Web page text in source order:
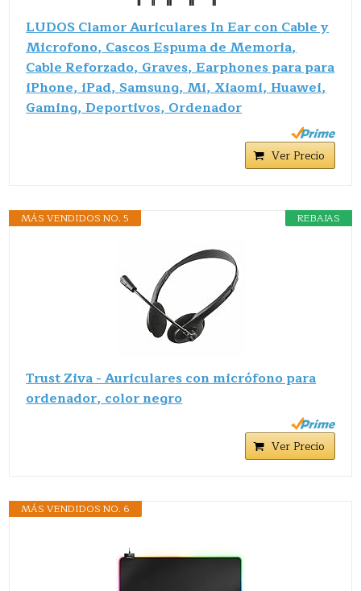
LUDOS Clamor Auriculares In Ear con Cable y
Microfono, Cascos Espuma de Memoria,
Cable Reforzado, Graves, Earphones para para
iPhone, iPad, Samsung, Mi, Xiaomi, Huawei,
Gaming, Deportivos, Ordenador
Ver Precio
REBAJAS
MÁS VENDIDOS NO. 5
Trust Ziva - Auriculares con micrófono para
ordenador, color negro
Ver Precio
MÁS VENDIDOS NO. 6